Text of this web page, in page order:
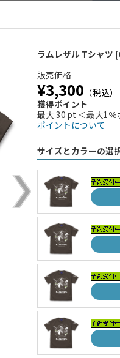
ラムレザル Tシャツ
販売価格
¥3,300 （税込）
獲得ポイント
最大 30 pt ＜最大1％
ポイントについて
サイズとカラーの選